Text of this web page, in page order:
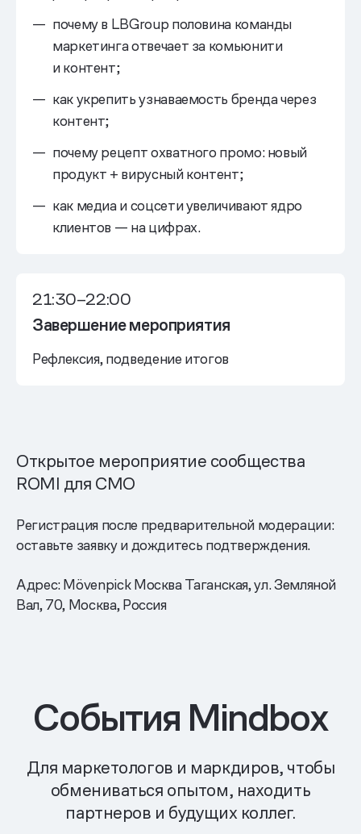
почему в LBGroup половина команды
маркетинга отвечает за комьюнити
и контент;
как укрепить узнаваемость бренда через
контент;
почему рецепт охватного промо: новый
продукт + вирусный контент;
как медиа и соцсети увеличивают ядро
клиентов — на цифрах.
21:30–22:00
Завершение мероприятия
Рефлексия, подведение итогов
Открытое мероприятие сообщества
ROMI для СМО
Регистрация после предварительной модерации:
оставьте заявку и дождитесь подтверждения.
Адрес: Mövenpick Москва Таганская, ул. Земляной
Вал, 70, Москва, Россия
События Mindbox
Для маркетологов и маркдиров, чтобы
обмениваться опытом, находить
партнеров и будущих коллег.